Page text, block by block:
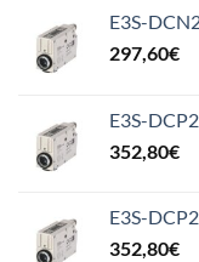
E3S-
297,60€
E3S-
352,80€
E3S-
352,80€